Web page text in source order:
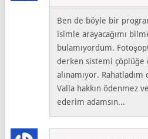
Ben de böyle bir
isimle arayacağımı
bulamıyordum.
derken sistemi
alınamıyor. Rahatladım
Valla hakkın ödenmez
ederim adamsın...